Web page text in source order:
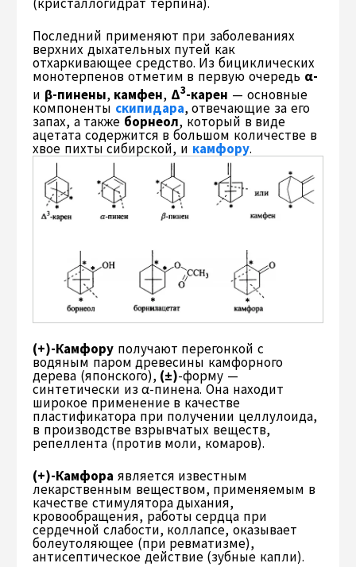
(кристаллогидрат терпина).
Последний применяют при заболеваниях
верхних дыхательных путей как
отхаркивающее средство. Из бициклических
монотерпенов отметим в первую очередь α-
и β-пинены, камфен, Δ3-карен — основные
компоненты скипидара, отвечающие за его
запах, а также борнеол, который в виде
ацетата содержится в большом количестве в
хвое пихты сибирской, и камфору.
(+)-Камфору получают перегонкой с
водяным паром древесины камфорного
дерева (японского), (±)-форму —
синтетически из α-пинена. Она находит
широкое применение в качестве
пластификатора при получении целлулоида,
в производстве взрывчатых веществ,
репеллента (против моли, комаров).
(+)-Камфора является известным
лекарственным веществом, применяемым в
качестве стимулятора дыхания,
кровообращения, работы сердца при
сердечной слабости, коллапсе, оказывает
болеутоляющее (при ревматизме),
антисептическое действие (зубные капли).